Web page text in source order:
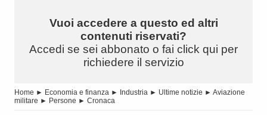
Vuoi accedere a questo ed altri
contenuti riservati?
Accedi se sei abbonato o fai click qui per
richiedere il servizio
Home ► Economia e finanza ► Industria ► Ultime notizie ► Aviazione
militare ► Persone ► Cronaca